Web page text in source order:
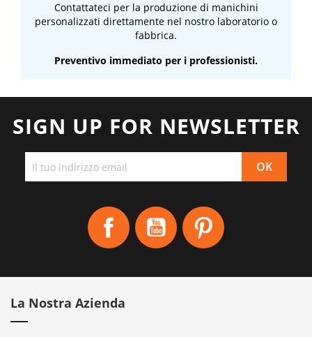
Contattateci per la produzione di manichini
personalizzati direttamente nel nostro laboratorio o
fabbrica.
Preventivo immediato per i professionisti.
SIGN UP FOR NEWSLETTER
Facebook YouTube
La Nostra Azienda